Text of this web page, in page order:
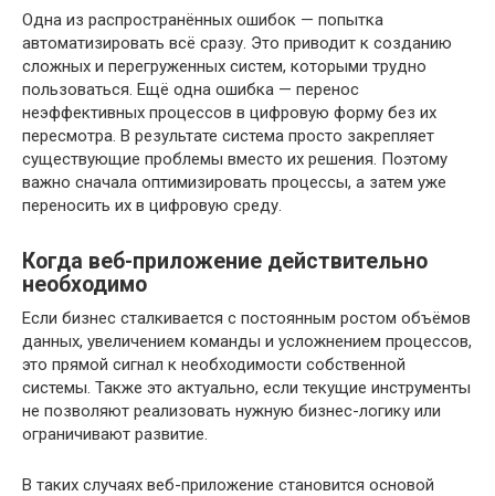
Одна из распространённых ошибок — попытка
автоматизировать всё сразу. Это приводит к созданию
сложных и перегруженных систем, которыми трудно
пользоваться. Ещё одна ошибка — перенос
неэффективных процессов в цифровую форму без их
пересмотра. В результате система просто закрепляет
существующие проблемы вместо их решения. Поэтому
важно сначала оптимизировать процессы, а затем уже
переносить их в цифровую среду.
Когда веб-приложение действительно
необходимо
Если бизнес сталкивается с постоянным ростом объёмов
данных, увеличением команды и усложнением процессов,
это прямой сигнал к необходимости собственной
системы. Также это актуально, если текущие инструменты
не позволяют реализовать нужную бизнес-логику или
ограничивают развитие.
В таких случаях веб-приложение становится основой